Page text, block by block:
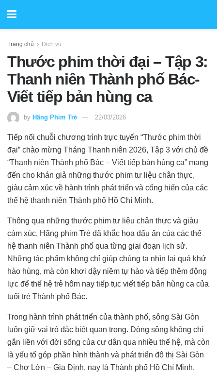
Trang chủ Dịch vụ
Thước phim thời đại – Tập 3:
Thanh niên Thành phố Bác-
Viết tiếp bản hùng ca
by Hãng Phim Trẻ 22/03/2026
Tiếp nối chuỗi chương trình trực tuyến “Thước phim thời
đại” chào mừng Tháng Thanh niên 2026, Tập 3 với chủ đề
“Thanh niên Thành phố Bác – Viết tiếp bản hùng ca” mang
đến cho khán giả những thước phim tư liệu chân thực,
giàu cảm xúc về hành trình phát triển và cống hiến của các
thế hệ thanh niên Thành phố Hồ Chí Minh.
Thông qua những thước phim tư liệu chân thực và giàu
cảm xúc, Hãng phim Trẻ đã khắc họa dấu ấn của các thế
hệ thanh niên Thành phố qua từng giai đoạn lịch sử.
Những tác phẩm không chỉ giúp chúng ta nhìn lại quá khứ
hào hùng, mà còn khơi dậy niềm tự hào và tiếp thêm động
lực để thế hệ trẻ hôm nay tiếp tục viết tiếp bản hùng ca của
tuổi trẻ Thành phố Bác.
Trong hành trình phát triển của thành phố, sông Sài Gòn
luôn giữ vai trò đặc biệt quan trọng. Dòng sông không chỉ
gắn liền với đời sống của cư dân qua nhiều thế hệ, mà còn
là yếu tố góp phần hình thành và phát triển đô thị Sài Gòn
– Chợ Lớn – Gia Định, nay là Thành phố Hồ Chí Minh.